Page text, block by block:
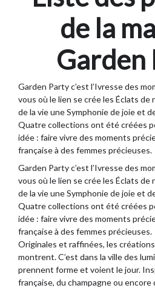
de la
Garden
Garden Party c’est l’Ivresse des
vous où le lien se crée les Éclats de
de la vie une Symphonie de joie et
Quatre collections ont été créées
idée : faire vivre des moments
française à des femmes précieuses.
Garden Partyc’est l’Ivresse des
vous où le lien se crée les Éclats de
de la vie une Symphonie de joie et
Quatre collections ont été créées
idée : faire vivre des moments
française à des femmes précieuses.
Originales et raffinées, les
montrent. C’est dans la ville des
prennent forme et voient le jour.
française, du champagne ou